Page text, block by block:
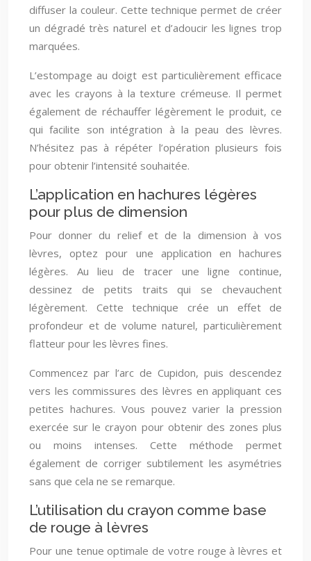
diffuser la couleur. Cette technique permet de créer
un dégradé très naturel et d’adoucir les lignes trop
marquées.
L’estompage au doigt est particulièrement efficace
avec les crayons à la texture crémeuse. Il permet
également de réchauffer légèrement le produit, ce
qui facilite son intégration à la peau des lèvres.
N’hésitez pas à répéter l’opération plusieurs fois
pour obtenir l’intensité souhaitée.
L’application en hachures légères
pour plus de dimension
Pour donner du relief et de la dimension à vos
lèvres, optez pour une application en hachures
légères. Au lieu de tracer une ligne continue,
dessinez de petits traits qui se chevauchent
légèrement. Cette technique crée un effet de
profondeur et de volume naturel, particulièrement
flatteur pour les lèvres fines.
Commencez par l’arc de Cupidon, puis descendez
vers les commissures des lèvres en appliquant ces
petites hachures. Vous pouvez varier la pression
exercée sur le crayon pour obtenir des zones plus
ou moins intenses. Cette méthode permet
également de corriger subtilement les asymétries
sans que cela ne se remarque.
L’utilisation du crayon comme base
de rouge à lèvres
Pour une tenue optimale de votre rouge à lèvres et